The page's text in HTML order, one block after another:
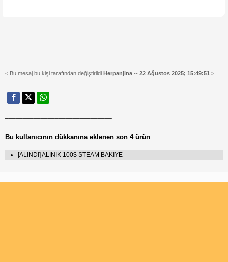
< Bu mesaj bu kişi tarafından değiştirildi Herpanjina -- 22 Ağustos 2025; 15:49:51 >
Bu kullanıcının dükkanına eklenen son 4 ürün
[ALINDI] ALINIK 100$ STEAM BAKIYE